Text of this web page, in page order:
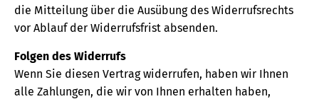
die Mitteilung über die Ausübung des Widerrufsrechts
vor Ablauf der Widerrufsfrist absenden.
Folgen des Widerrufs
Wenn Sie diesen Vertrag widerrufen, haben wir Ihnen
alle Zahlungen, die wir von Ihnen erhalten haben,